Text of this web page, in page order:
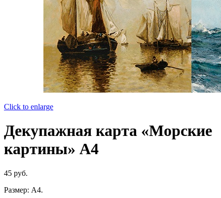
Click to enlarge
Декупажная карта «Морские
картины» А4
45 руб.
Размер: А4.